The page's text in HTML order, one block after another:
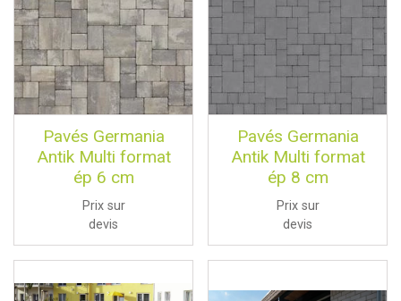
Pavés Germania
Antik Multi format
ép 6 cm
Prix sur
devis
Pavés Germania
Antik Multi format
ép 8 cm
Prix sur
devis